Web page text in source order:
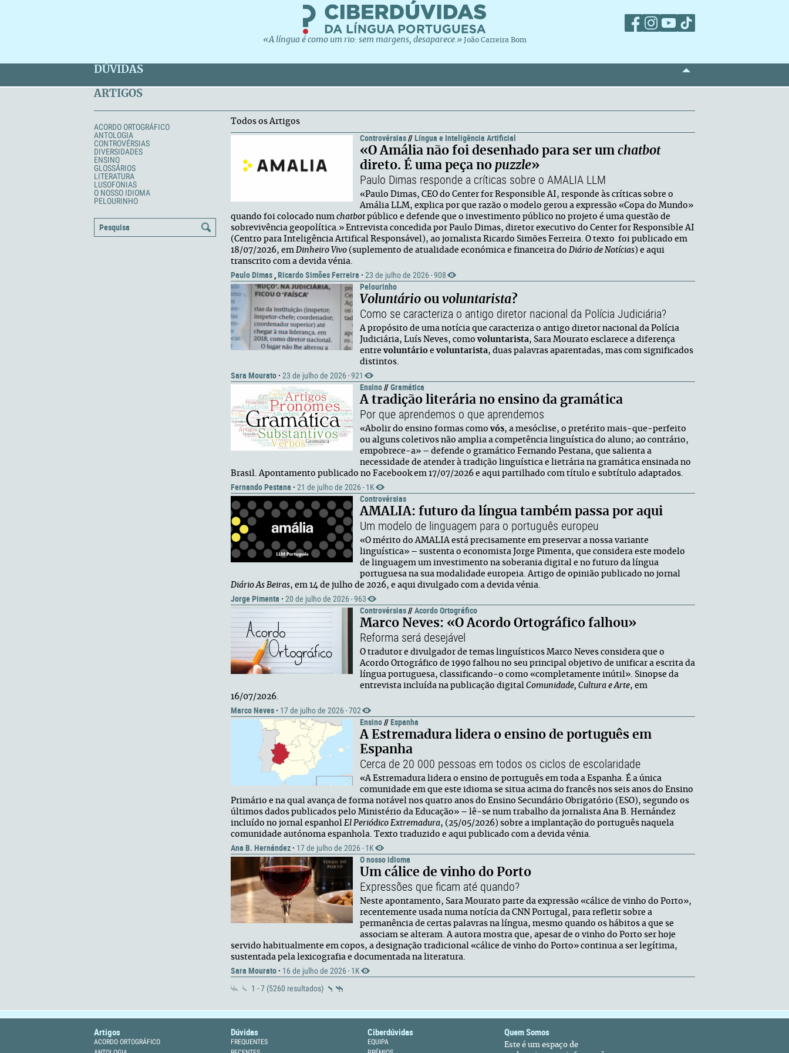
«A língua é como um rio: sem margens, desaparece.» João Carreira Bom
DÚVIDAS
ARTIGOS
ACORDO ORTOGRÁFICO
ANTOLOGIA
CONTROVÉRSIAS
DIVERSIDADES
ENSINO
GLOSSÁRIOS
LITERATURA
LUSOFONIAS
O NOSSO IDIOMA
PELOURINHO
Todos os Artigos
Controvérsias//Língua e Inteligência Artificial
«O Amália não foi desenhado para ser um chatbot
direto. É uma peça no puzzle»
Paulo Dimas responde a críticas sobre o AMALIA LLM
«Paulo Dimas, CEO do Center for Responsible AI, responde às críticas sobre o
Amália LLM, explica por que razão o modelo gerou a expressão «Copa do Mundo»
quando foi colocado num chatbot público e defende que o investimento público no projeto é uma questão de
sobrevivência geopolítica.» Entrevista concedida por Paulo Dimas, diretor executivo do Center for Responsible AI
(Centro para Inteligência Artifical Responsável), ao jornalista Ricardo Simões Ferreira. O texto foi publicado em
18/07/2026, em Dinheiro Vivo (suplemento de atualidade económica e financeira do Diário de Notícias) e aqui
transcrito com a devida vénia.
Paulo Dimas ,Ricardo Simões Ferreira · 23 de julho de 2026 · 908
Pelourinho
Voluntário ou voluntarista?
Como se caracteriza o antigo diretor nacional da Polícia Judiciária?
A propósito de uma notícia que caracteriza o antigo diretor nacional da Polícia
Judiciária, Luís Neves, como voluntarista, Sara Mourato esclarece a diferença
entre voluntário e voluntarista, duas palavras aparentadas, mas com significados
distintos.
Sara Mourato · 23 de julho de 2026 · 921
Ensino//Gramática
A tradição literária no ensino da gramática
Por que aprendemos o que aprendemos
«Abolir do ensino formas como vós, a mesóclise, o pretérito mais-que-perfeito
ou alguns coletivos não amplia a competência linguística do aluno; ao contrário,
empobrece-a» – defende o gramático Fernando Pestana, que salienta a
necessidade de atender à tradição linguística e lietrária na gramática ensinada no
Brasil. Apontamento publicado no Facebook em 17/07/2026 e aqui partilhado com título e subtítulo adaptados.
Fernando Pestana · 21 de julho de 2026 · 1K
Controvérsias
AMALIA: futuro da língua também passa por aqui
Um modelo de linguagem para o português europeu
«O mérito do AMALIA está precisamente em preservar a nossa variante
linguística» – sustenta o economista Jorge Pimenta, que considera este modelo
de linguagem um investimento na soberania digital e no futuro da língua
portuguesa na sua modalidade europeia. Artigo de opinião publicado no jornal
Diário As Beiras, em 14 de julho de 2026, e aqui divulgado com a devida vénia.
Jorge Pimenta · 20 de julho de 2026 · 963
Controvérsias//Acordo Ortográfico
Marco Neves: «O Acordo Ortográfico falhou»
Reforma será desejável
O tradutor e divulgador de temas linguísticos Marco Neves considera que o
Acordo Ortográfico de 1990 falhou no seu principal objetivo de unificar a escrita da
língua portuguesa, classificando-o como «completamente inútil». Sinopse da
entrevista incluída na publicação digital Comunidade, Cultura e Arte, em
16/07/2026.
Marco Neves · 17 de julho de 2026 · 702
Ensino//Espanha
A Estremadura lidera o ensino de português em
Espanha
Cerca de 20 000 pessoas em todos os ciclos de escolaridade
«A Estremadura lidera o ensino de português em toda a Espanha. É a única
comunidade em que este idioma se situa acima do francês nos seis anos do Ensino
Primário e na qual avança de forma notável nos quatro anos do Ensino Secundário Obrigatório (ESO), segundo os
últimos dados publicados pelo Ministério da Educação» – lê-se num trabalho da jornalista Ana B. Hernández
incluído no jornal espanhol El Periódico Extremadura, (25/05/2026) sobre a implantação do português naquela
comunidade autónoma espanhola. Texto traduzido e aqui publicado com a devida vénia.
Ana B. Hernández · 17 de julho de 2026 · 1K
O nosso idioma
Um cálice de vinho do Porto
Expressões que ficam até quando?
Neste apontamento, Sara Mourato parte da expressão «cálice de vinho do Porto»,
recentemente usada numa notícia da CNN Portugal, para refletir sobre a
permanência de certas palavras na língua, mesmo quando os hábitos a que se
associam se alteram. A autora mostra que, apesar de o vinho do Porto ser hoje
servido habitualmente em copos, a designação tradicional «cálice de vinho do Porto» continua a ser legítima,
sustentada pela lexicografia e documentada na literatura.
Sara Mourato · 16 de julho de 2026 · 1K
1 - 7 (5260 resultados)
Artigos
ACORDO ORTOGRÁFICO
Dúvidas
FREQUENTES
Ciberdúvidas
EQUIPA
Quem Somos
Este é um espaço de